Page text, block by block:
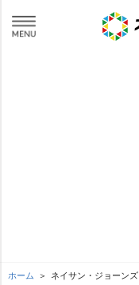
ホーム ネイサン・ジョーンズ